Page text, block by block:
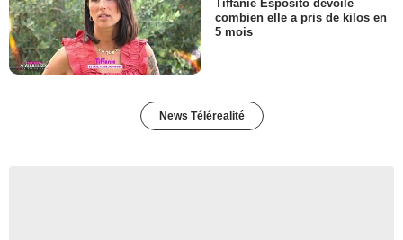
Tiffanie Esposito dévoile
combien elle a pris de kilos en
5 mois
News Télérealité